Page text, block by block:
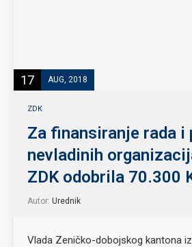
17 AUG, 2018
ZDK
Za finansiranje rada i
nevladinih
ZDK odobrila 70.300
Autor: Urednik
Vlada Zeničko-dobojskog kantona